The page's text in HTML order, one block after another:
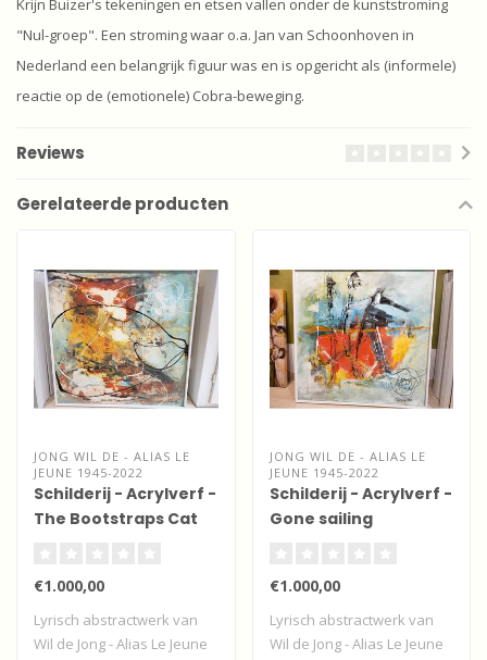
Krijn Buizer's tekeningen en etsen vallen onder de kunststroming
"Nul-groep". Een stroming waar o.a. Jan van Schoonhoven in
Nederland een belangrijk figuur was en is opgericht als (informele)
reactie op de (emotionele) Cobra-beweging.
Reviews
Gerelateerde producten
JONG WIL DE - ALIAS LE
JEUNE 1945-2022
Schilderij - Acrylverf -
The Bootstraps Cat
€1.000,00
Lyrisch abstractwerk van
Wil de Jong - Alias Le Jeune
JONG WIL DE - ALIAS LE
JEUNE 1945-2022
Schilderij - Acrylverf -
Gone sailing
€1.000,00
Lyrisch abstractwerk van
Wil de Jong - Alias Le Jeune